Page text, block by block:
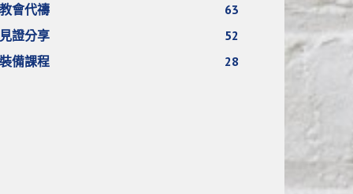
教會代禱
63
見證分享
52
裝備課程
28